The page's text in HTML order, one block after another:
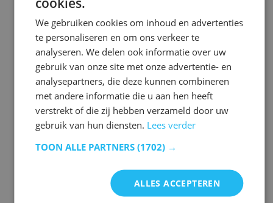
We gebruiken cookies om inhoud en advertenties
te personaliseren en om ons verkeer te
analyseren. We delen ook informatie over uw
gebruik van onze site met onze advertentie- en
analysepartners, die deze kunnen combineren
met andere informatie die u aan hen heeft
verstrekt of die zij hebben verzameld door uw
gebruik van hun diensten. Lees verder
TOON ALLE PARTNERS (1702) →
ALLES ACCEPTEREN